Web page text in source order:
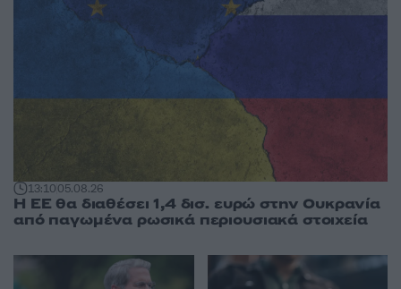
13:1005.08.26
Η ΕΕ θα διαθέσει 1,4 δισ. ευρώ στην Ουκρανία
από παγωμένα ρωσικά περιουσιακά στοιχεία